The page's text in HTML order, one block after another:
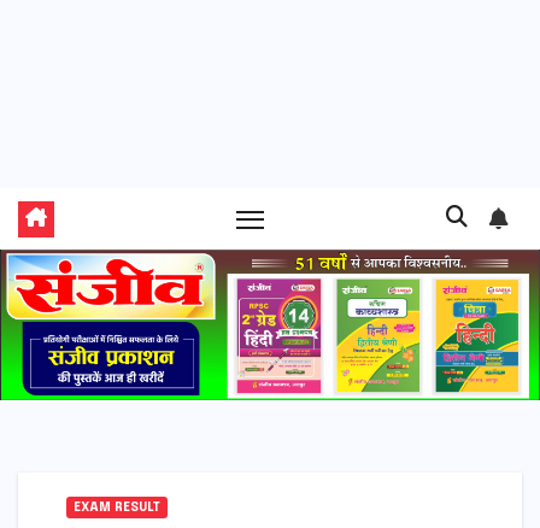
EXAM RESULT